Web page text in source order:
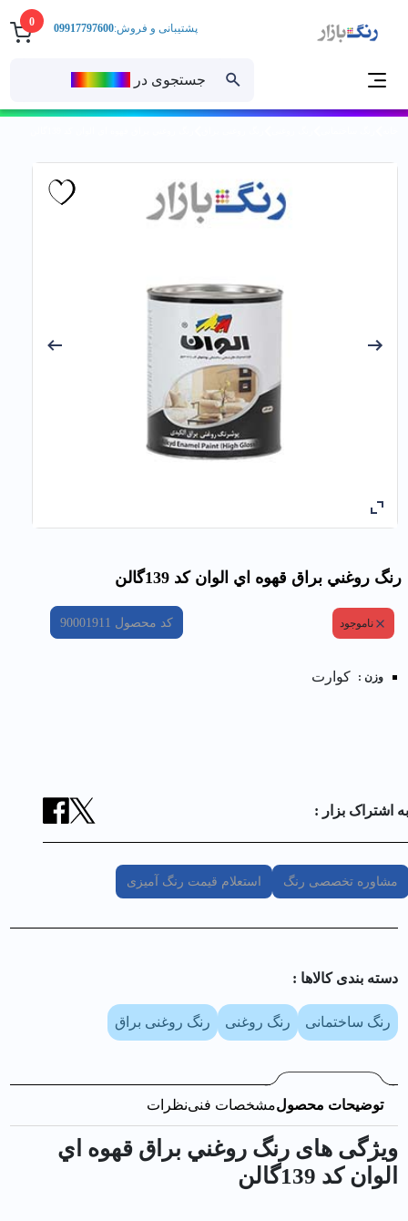
0
جستجوی در
پشتیبانی و فروش:09917797600
رنگ روغني براق قهوه اي الوان کد 139گالن
ناموجود کد محصول 90001911
وزن : کوارت
به اشتراک بزار :
مشاوره تخصصی رنگ استعلام قیمت رنگ آمیزی
دسته بندی کالا‌ها :
رنگ ساختمانی رنگ روغنی رنگ روغنی براق
توضیحات محصولمشخصات فنینظرات
ویژگی های رنگ روغني براق قهوه اي
الوان کد 139گالن